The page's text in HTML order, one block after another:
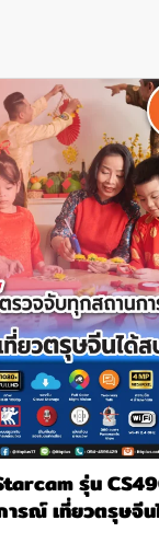
รุ่น
รณ์ เที่ยวตรุษจีน